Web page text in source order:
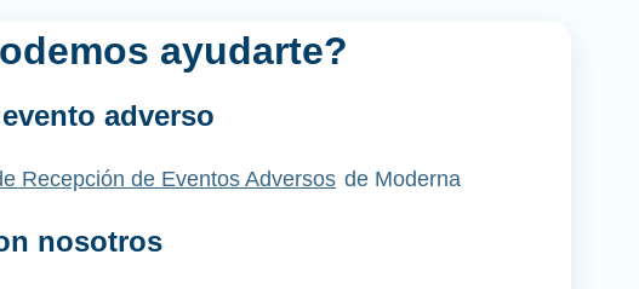
ayudarte?
evento adverso
Recepción de Eventos Adversos de Moderna
nosotros